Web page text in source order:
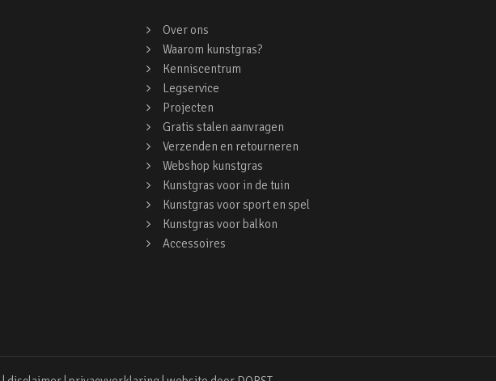
Over ons
Waarom kunstgras?
Kenniscentrum
Legservice
Projecten
Gratis stalen aanvragen
Verzenden en retourneren
Webshop kunstgras
Kunstgras voor in de tuin
Kunstgras voor sport en spel
Kunstgras voor balkon
Accessoires